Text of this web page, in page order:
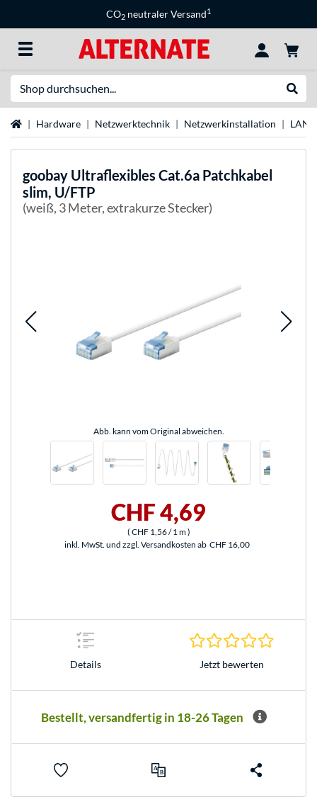
CO2 neutraler Versand1
StartseiteHardware Netzwerktechnik Netzwerkinstallation LAN-
goobay Ultraflexibles Cat.6a Patchkabel
slim, U/FTP
(weiß, 3 Meter, extrakurze Stecker)
Abb. kann vom Original abweichen.
CHF 4,69
( CHF 1,56/ 1 m)
inkl. MwSt. und zzgl. Versandkosten ab CHF 16,00
Details Jetzt bewerten
Bestellt, versandfertig in 18-26 Tagen